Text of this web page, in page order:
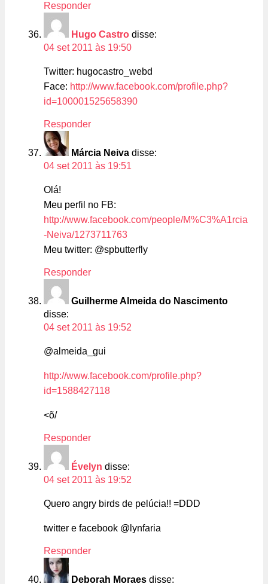
Responder
Hugo Castro disse:
04 set 2011 às 19:50
Twitter: hugocastro_webd
Face: http://www.facebook.com/profile.php?
id=100001525658390
Responder
Márcia Neiva disse:
04 set 2011 às 19:51
Olá!
Meu perfil no FB:
http://www.facebook.com/people/M%C3%A1rcia
-Neiva/1273711763
Meu twitter: @spbutterfly
Responder
Guilherme Almeida do Nascimento
disse:
04 set 2011 às 19:52
@almeida_gui
http://www.facebook.com/profile.php?
id=1588427118
<õ/
Responder
Évelyn disse:
04 set 2011 às 19:52
Quero angry birds de pelúcia!! =DDD
twitter e facebook @lynfaria
Responder
Deborah Moraes disse: